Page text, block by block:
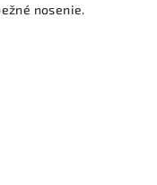
nosenie.